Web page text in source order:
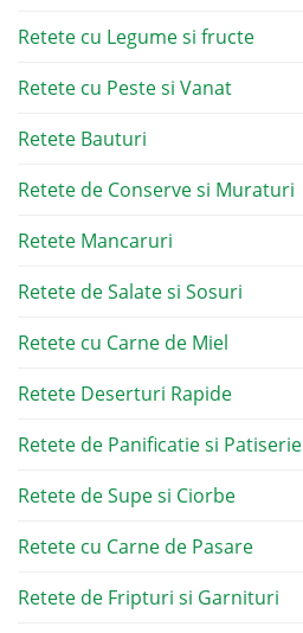
Retete cu Legume si fructe
Retete cu Peste si Vanat
Retete Bauturi
Retete de Conserve si Muraturi
Retete Mancaruri
Retete de Salate si Sosuri
Retete cu Carne de Miel
Retete Deserturi Rapide
Retete de Panificatie si Patiserie
Retete de Supe si Ciorbe
Retete cu Carne de Pasare
Retete de Fripturi si Garnituri